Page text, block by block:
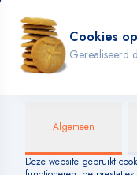
Badkleding
Over BLUE